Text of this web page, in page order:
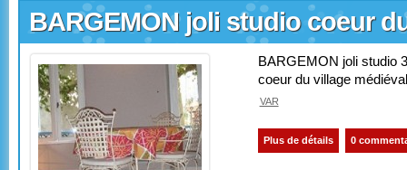
BARGEMON joli studio coeur
BARGEMON joli studio
coeur du village médiéval
VAR
Plus de détails 0